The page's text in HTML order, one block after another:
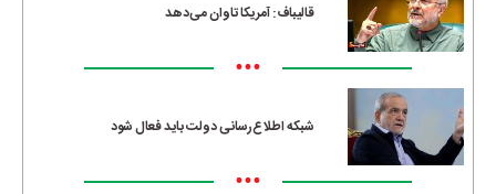
قالیباف: آمریکا تاوان می‌دهد
•••
شبکه اطلاع‌رسانی دولت باید فعال شود
•••